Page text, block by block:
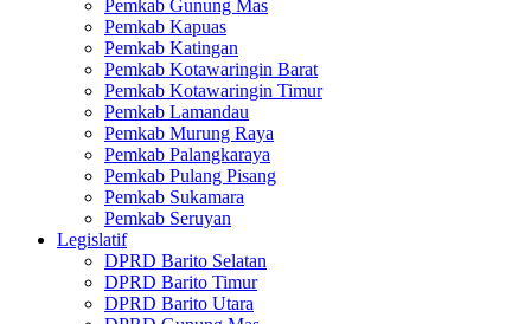
Pemkab Gunung Mas
Pemkab Kapuas
Pemkab Katingan
Pemkab Kotawaringin Barat
Pemkab Kotawaringin Timur
Pemkab Lamandau
Pemkab Murung Raya
Pemkab Palangkaraya
Pemkab Pulang Pisang
Pemkab Sukamara
Pemkab Seruyan
Legislatif
DPRD Barito Selatan
DPRD Barito Timur
DPRD Barito Utara